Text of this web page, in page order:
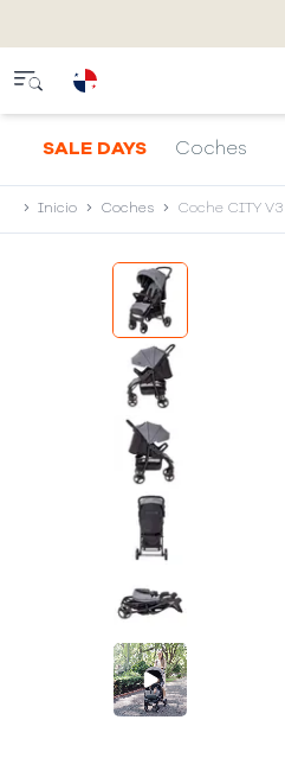
SALE DAYS Coches
Inicio Coches Coche CITY